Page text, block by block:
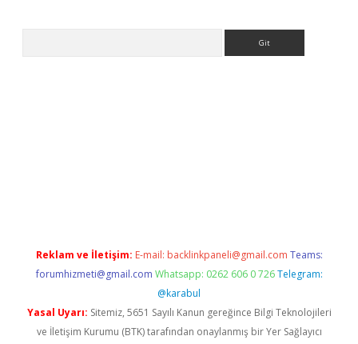
Reklam ve İletişim: E-mail: backlinkpaneli@gmail.com Teams:
forumhizmeti@gmail.com Whatsapp: 0262 606 0 726 Telegram:
@karabul
Yasal Uyarı: Sitemiz, 5651 Sayılı Kanun gereğince Bilgi Teknolojileri
ve İletişim Kurumu (BTK) tarafından onaylanmış bir Yer Sağlayıcı